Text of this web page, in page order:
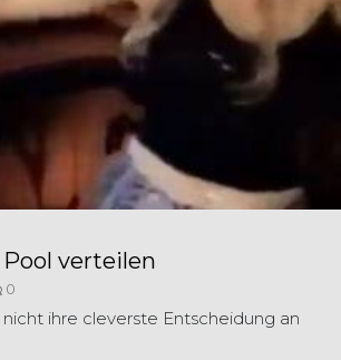
verteilen
0
nicht ihre cleverste Entscheidung an